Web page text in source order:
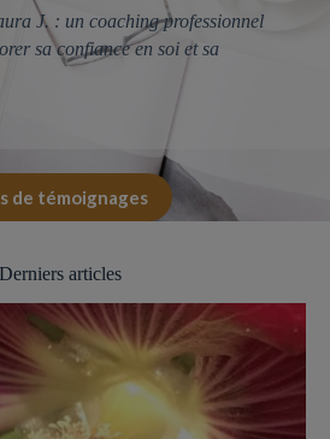
J. : un coaching professionnel
sa confiance en soi et sa
de témoignages
Derniers articles